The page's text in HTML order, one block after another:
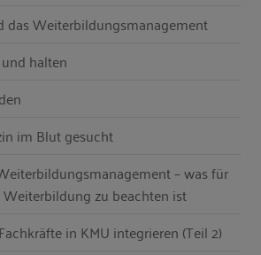
das Weiterbildungsmanagement
halten
im Blut gesucht
– was für
zu beachten ist
in KMU integrieren (Teil 2)